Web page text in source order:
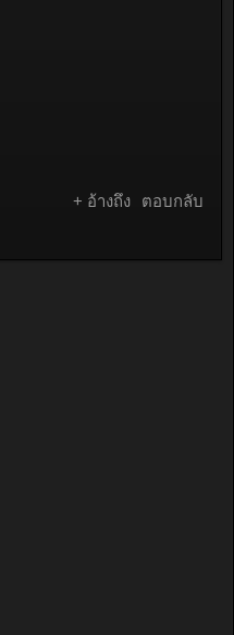
+ อ้างถึง ตอบกลับ